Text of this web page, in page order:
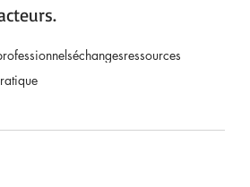
échangesressources